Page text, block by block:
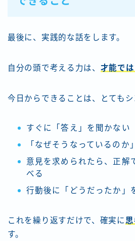
最後に、実践的な話をします。
自分の頭で考える力は、 才能では
今日からできることは、とてもシ
すぐに「答え」を聞かない
「なぜそうなっているのか
意見を求められたら、正解
べる
行動後に「どうだったか」
これを繰り返すだけで、確実に
す。